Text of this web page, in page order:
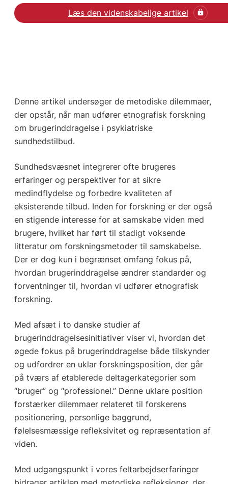
Læs den videnskabelige artikel
Denne artikel undersøger de metodiske dilemmaer,
der opstår, når man udfører etnografisk forskning
om brugerinddragelse i psykiatriske
sundhedstilbud.
Sundhedsvæsnet integrerer ofte brugeres
erfaringer og perspektiver for at sikre
medindflydelse og forbedre kvaliteten af
eksisterende tilbud. Inden for forskning er der også
en stigende interesse for at samskabe viden med
brugere, hvilket har ført til stadigt voksende
litteratur om forskningsmetoder til samskabelse.
Der er dog kun i begrænset omfang fokus på,
hvordan brugerinddragelse ændrer standarder og
forventninger til, hvordan vi udfører etnografisk
forskning.
Med afsæt i to danske studier af
brugerinddragelsesinitiativer viser vi, hvordan det
øgede fokus på brugerinddragelse både tilskynder
og udfordrer en uklar forskningsposition, der går
på tværs af etablerede deltagerkategorier som
“bruger” og “professionel.” Denne uklare position
forstærker dilemmaer relateret til forskerens
positionering, personlige baggrund,
følelsesmæssige refleksivitet og repræsentation af
viden.
Med udgangspunkt i vores feltarbejdserfaringer